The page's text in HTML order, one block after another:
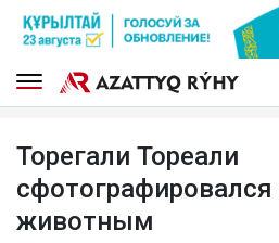
Торегали Тореали
животным